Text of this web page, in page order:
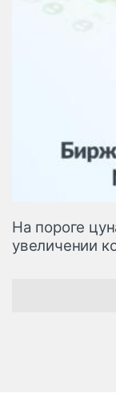
На пороге
увеличении